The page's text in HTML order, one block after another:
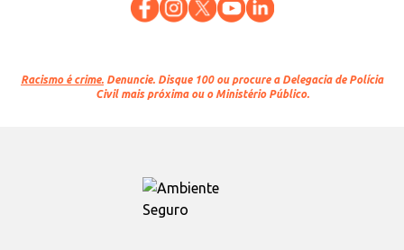
Racismo é crime. Denuncie. Disque 100 ou procure a Delegacia de Polícia
Civil mais próxima ou o Ministério Público.